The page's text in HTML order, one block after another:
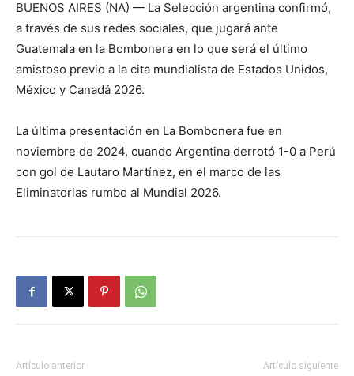
BUENOS AIRES (NA) — La Selección argentina confirmó,
a través de sus redes sociales, que jugará ante
Guatemala en la Bombonera en lo que será el último
amistoso previo a la cita mundialista de Estados Unidos,
México y Canadá 2026.
La última presentación en La Bombonera fue en
noviembre de 2024, cuando Argentina derrotó 1-0 a Perú
con gol de Lautaro Martínez, en el marco de las
Eliminatorias rumbo al Mundial 2026.
Artículo anterior Artículo siguiente